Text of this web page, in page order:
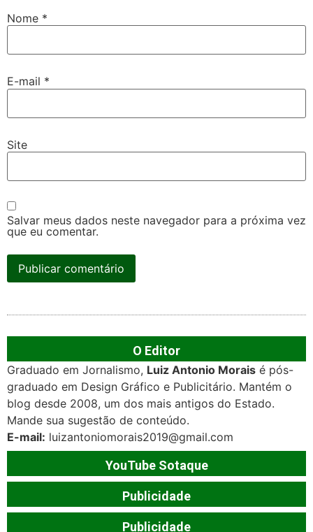
Nome *
E-mail *
Site
Salvar meus dados neste navegador para a próxima vez
que eu comentar.
O Editor
Graduado em Jornalismo, Luiz Antonio Morais é pós-
graduado em Design Gráfico e Publicitário. Mantém o
blog desde 2008, um dos mais antigos do Estado.
Mande sua sugestão de conteúdo.
E-mail: luizantoniomorais2019@gmail.com
YouTube Sotaque
Publicidade
Publicidade